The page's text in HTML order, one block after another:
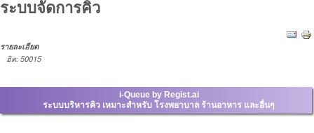
ระบบจัดการคิว
รายละเอียด
ฮิต: 50015
i-Queue by Regist.ai
ระบบบริหารคิว เหมาะสำหรับ โรงพยาบาล ร้านอาหาร และอื่นๆ